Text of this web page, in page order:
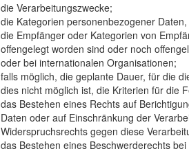
die Verarbeitungszwecke;
die Kategorien personenbezogener
die Empfänger oder Kategorien von
offengelegt worden sind oder noch
oder bei internationalen Organisationen;
falls möglich, die geplante Dauer, für die
dies nicht möglich ist, die Kriterien für die
das Bestehen eines Rechts auf
Daten oder auf Einschränkung der
Widerspruchsrechts gegen diese
das Bestehen eines Beschwerderechts